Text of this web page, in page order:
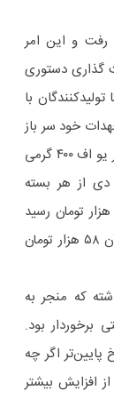
رفت و این امر
گذاری دستوری
با
خود سر باز
زنند؛ به عنوان مثال، پس از افزایش قیمت‌ها، پنیر یو اف ۴۰۰ گرمی
دی از هر بسته
۴۴.۴۰۰ تومان با افزایش رسمی، قیمت آن به ۵۶ هزار تومان رسید
اما تولیدکنندگان با اضافه کردن ویتامین دی به آن ۵۸ هزار تومان
که منجر به
برخوردار بود.
اگر چه
افزایش بیشتر